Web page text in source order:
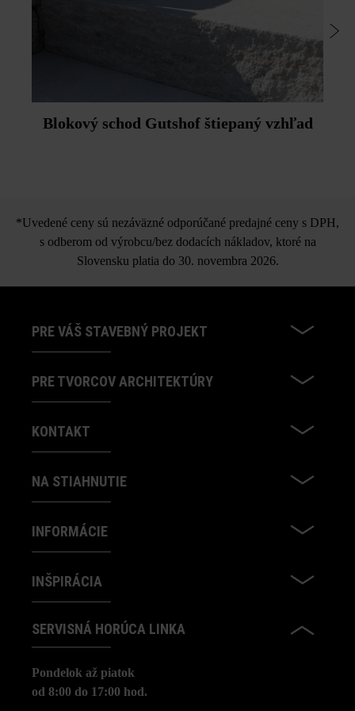
Blokový schod Gutshof štiepaný vzhľad
*Uvedené ceny sú nezáväzné odporúčané predajné ceny s DPH,
s odberom od výrobcu/bez dodacích nákladov, ktoré na
Slovensku platia do 30. novembra 2026.
PRE VÁŠ STAVEBNÝ PROJEKT
PRE TVORCOV ARCHITEKTÚRY
KONTAKT
NA STIAHNUTIE
INFORMÁCIE
INŠPIRÁCIA
SERVISNÁ HORÚCA LINKA
Pondelok až piatok
od 8:00 do 17:00 hod.